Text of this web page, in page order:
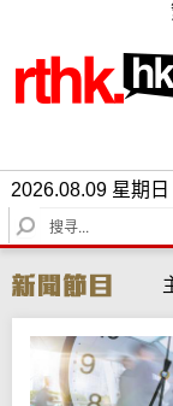
2026.08.09 星期日
S
e
r
c
h